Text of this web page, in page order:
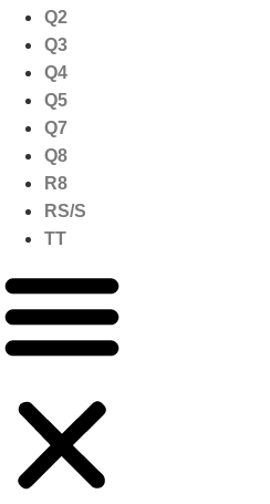
Q2
Q3
Q4
Q5
Q7
Q8
R8
RS/S
TT